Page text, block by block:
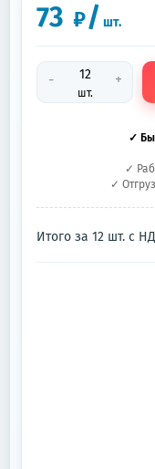
73 ₽/ шт.
-
шт.
+
✓
✓
✓
Итого за 12 шт. с